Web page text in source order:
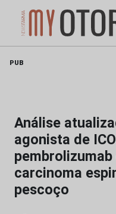
PUB
Análise
agonista de
carcinoma
pescoço